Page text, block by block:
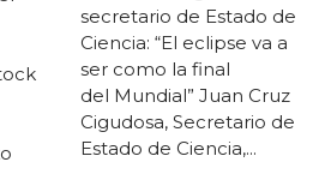
secretario de Estado de
Ciencia: “El eclipse va a
ser como la final
del Mundial” Juan Cruz
Cigudosa, Secretario de
Estado de Ciencia,...